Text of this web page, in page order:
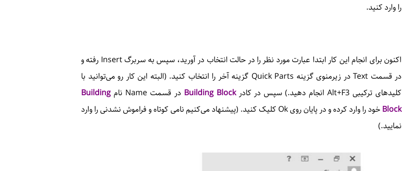
را وارد کنید.
اکنون برای انجام این کار ابتدا عبارت مورد نظر را در حالت انتخاب در آورید، سپس به سربرگ Insert رفته و
در قسمت Text در زیرمنوی گزینه Quick Parts گزینه آخر را انتخاب کنید. (البته این کار رو می‌توانید با
کلیدهای ترکیبی ‌Alt+F3 انجام دهید.) سپس در کادر
Building Block در قسمت Name نام
Building
Block
خود را وارد کرده و در پایان روی Ok کلیک کنید. (پیشنهاد می‌کنیم نامی کوتاه و فراموش نشدنی را وارد
نمایید.)